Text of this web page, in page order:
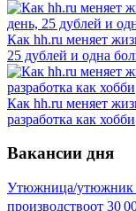
Как hh.ru меняет
25 дублей и одна
Как hh.ru меняет
разработка как хобби
Вакансии дня
Утюжница/утюжник
производствоот 30